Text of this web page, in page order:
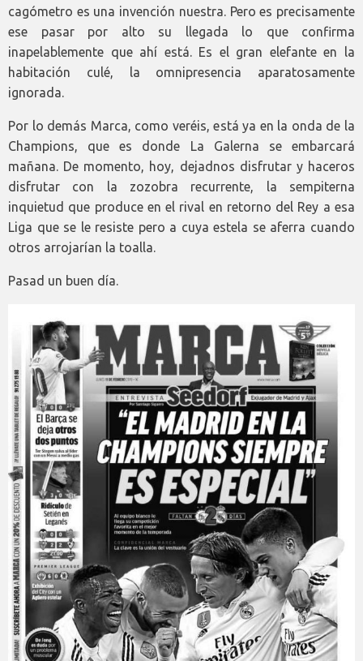
cagómetro es una invención nuestra. Pero es precisamente
ese pasar por alto su llegada lo que confirma
inapelablemente que ahí está. Es el gran elefante en la
habitación culé, la omnipresencia aparatosamente
ignorada.
Por lo demás Marca, como veréis, está ya en la onda de la
Champions, que es donde La Galerna se embarcará
mañana. De momento, hoy, dejadnos disfrutar y haceros
disfrutar con la zozobra recurrente, la sempiterna
inquietud que produce en el rival en retorno del Rey a esa
Liga que se le resiste pero a cuya estela se aferra cuando
otros arrojarían la toalla.
Pasad un buen día.